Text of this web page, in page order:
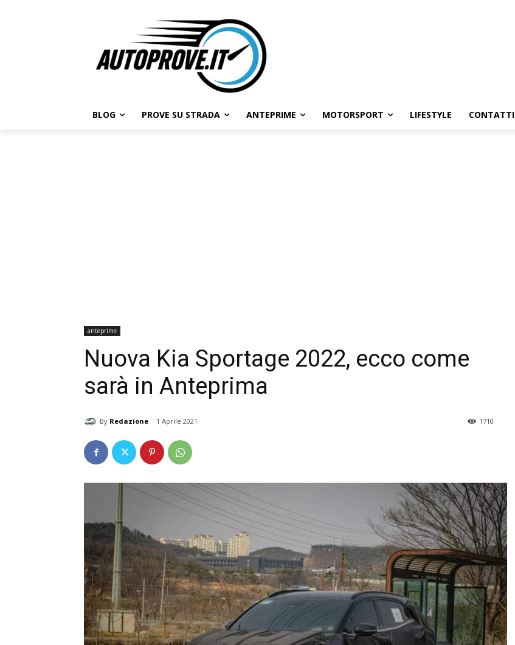
BLOG PROVE SU STRADA ANTEPRIME MOTORSPORT LIFESTYLE CONTATTI
anteprime
Nuova Kia Sportage 2022, ecco come
sarà in Anteprima
By Redazione 1 Aprile 2021 1710